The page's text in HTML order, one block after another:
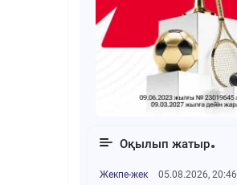
Оқылып жатыр
Жекпе-жек 05.08.2026, 20:46